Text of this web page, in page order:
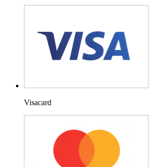
Visacard